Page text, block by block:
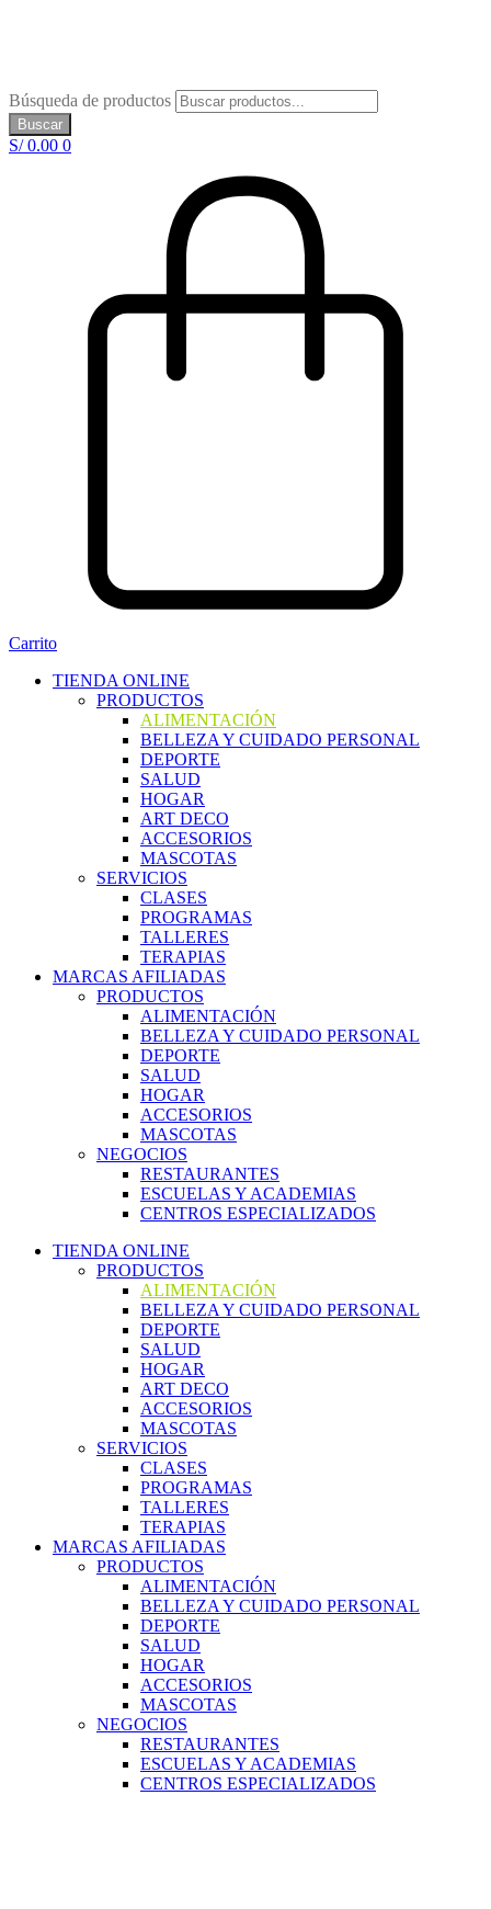
Búsqueda de productos
Buscar
S/0.00 0
Carrito
TIENDA ONLINE
PRODUCTOS
ALIMENTACIÓN
BELLEZA Y CUIDADO PERSONAL
DEPORTE
SALUD
HOGAR
ART DECO
ACCESORIOS
MASCOTAS
SERVICIOS
CLASES
PROGRAMAS
TALLERES
TERAPIAS
MARCAS AFILIADAS
PRODUCTOS
ALIMENTACIÓN
BELLEZA Y CUIDADO PERSONAL
DEPORTE
SALUD
HOGAR
ACCESORIOS
MASCOTAS
NEGOCIOS
RESTAURANTES
ESCUELAS Y ACADEMIAS
CENTROS ESPECIALIZADOS
TIENDA ONLINE
PRODUCTOS
ALIMENTACIÓN
BELLEZA Y CUIDADO PERSONAL
DEPORTE
SALUD
HOGAR
ART DECO
ACCESORIOS
MASCOTAS
SERVICIOS
CLASES
PROGRAMAS
TALLERES
TERAPIAS
MARCAS AFILIADAS
PRODUCTOS
ALIMENTACIÓN
BELLEZA Y CUIDADO PERSONAL
DEPORTE
SALUD
HOGAR
ACCESORIOS
MASCOTAS
NEGOCIOS
RESTAURANTES
ESCUELAS Y ACADEMIAS
CENTROS ESPECIALIZADOS